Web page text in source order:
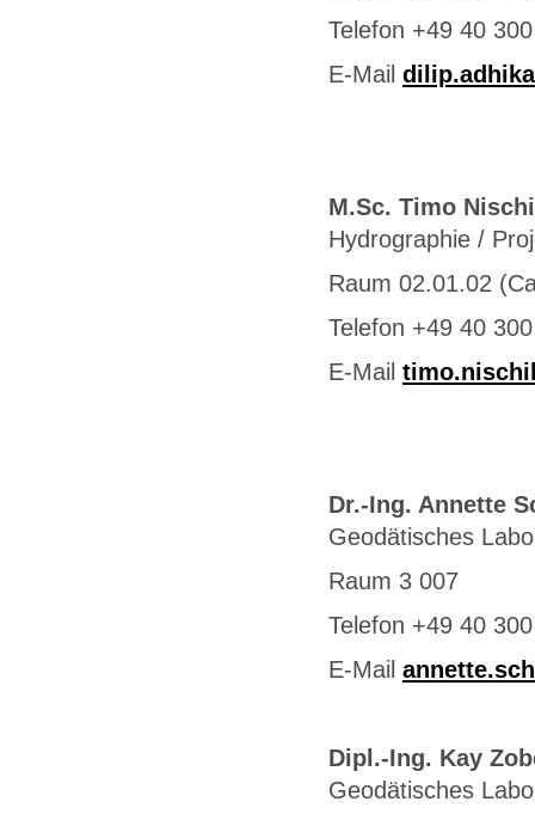
Telefon +49 40
E-Mail
M.Sc. Timo
Hydrographie /
Raum 02.01.02
Telefon +49 40
E-Mail
Dr.-Ing. Annette
Geodätisches
Raum 3 007
Telefon +49 40
E-Mail
Dipl.-Ing. Kay
Geodätisches